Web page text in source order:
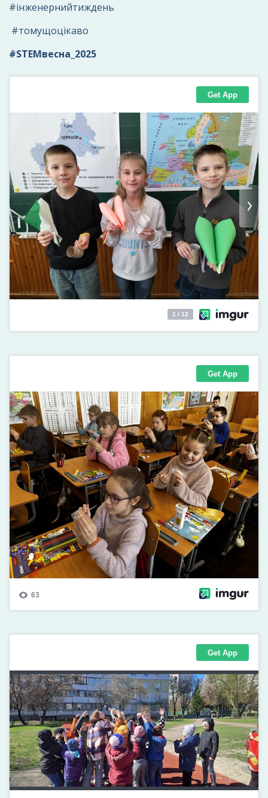
#інженернийтиждень
#томущоцікаво
#STEMвесна_2025